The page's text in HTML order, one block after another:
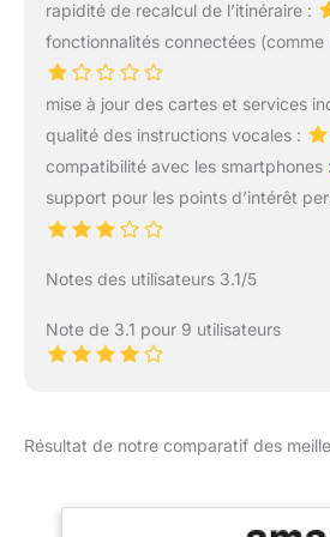
ventouse
questions
posées
dans le
de la
un virage
quelle
afin que
rester sur
Fonction
stations-
des
lorsque
rapidité de recalcul de l’itinéraire :
fonctionnalités connectées (comme
mise à jour des cartes et services
qualité des instructions vocales :
compatibilité avec les smartphones :
support pour les points d’intérêt
Notes des utilisateurs 3.1/5
Note de 3.1 pour 9 utilisateurs
Résultat de notre comparatif des